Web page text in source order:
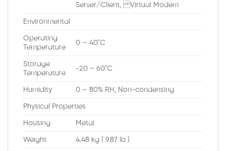
Server/Client, Virtual Modem
Environmental
Operating
Temperature
0 – 40˚C
Storage
Temperature
-20 ~ 60˚C
Humidity 0 – 80% RH, Non-condensing
Physical Properties
Housing Metal
Weight 4.48 kg ( 9.87 lb )